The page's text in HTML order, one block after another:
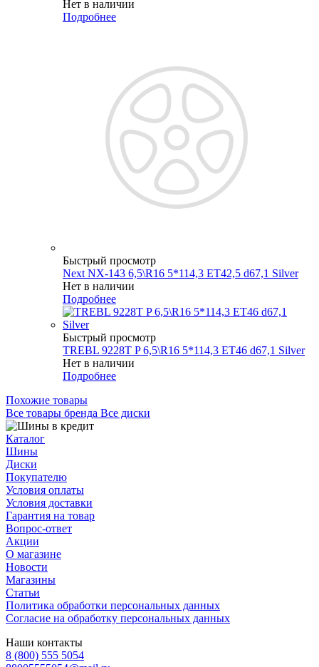
Нет в наличии
Подробнее
Быстрый просмотр
Next NX-143 6,5\R16 5*114,3 ET42,5 d67,1 Silver
Нет в наличии
Подробнее
Быстрый просмотр
TREBL 9228T P 6,5\R16 5*114,3 ET46 d67,1 Silver
Нет в наличии
Подробнее
Похожие товары
Все товары бренда Все диски
Каталог
Шины
Диски
Покупателю
Условия оплаты
Условия доставки
Гарантия на товар
Вопрос-ответ
Акции
О магазине
Новости
Магазины
Статьи
Политика обработки персональных данных
Согласие на обработку персональных данных
Наши контакты
8 (800) 555 5054